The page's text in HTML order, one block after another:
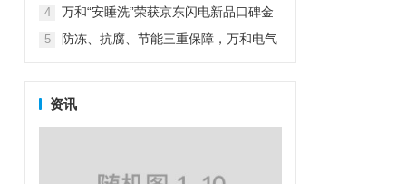
4
万和“安睡洗”荣获京东闪电新品口碑金
5
防冻、抗腐、节能三重保障，万和电气
资讯